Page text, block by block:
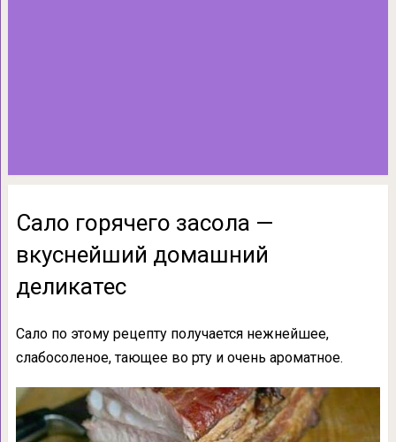
Сало горячего засола —
вкуснейший домашний
деликатеc
Сало по этому рецепту получается нежнейшее,
слабосоленое, тающее во рту и очень ароматное.